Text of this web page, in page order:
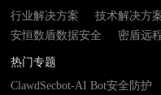
行业解决方案
技术解决方
安恒数盾数据安全
密盾远
热门专题
ClawdSecbot-AI Bot安全防护